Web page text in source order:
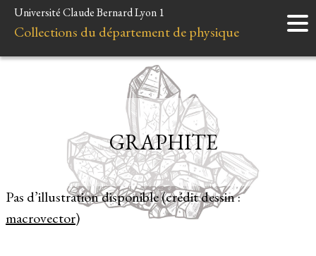
Accueil
Instruments
Liens et ressources
Université Claude Bernard Lyon 1
Collections du département de physique
Pas d’illustration disponible (crédit dessin :
macrovector)
GRAPHITE